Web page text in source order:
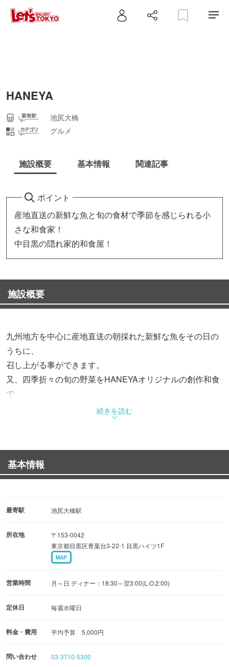
HANEYA
池尻大橋
グルメ
施設概要 基本情報 関連記事
ポイント
産地直送の新鮮な魚と旬の食材で季節を感じられる小
さな和食家！
中目黒の隠れ家的和食屋！
施設概要
九州地方を中心に産地直送の朝採れた新鮮な魚をその日の
うちに、
召し上がる事ができます。
又、四季折々の旬の野菜をHANEYAオリジナルの創作和食
で
「おもてなし」させて頂きます。
地酒、地焼酎、地ウイスキー、等々…
に、
「和みの時間」を楽しんでいただけたら、幸いです。
続きを読む
基本情報
最寄駅 池尻大橋駅
所在地
〒153-0042
東京都目黒区青葉台3-22-1 目黒ハイツ1F
MAP
営業時間 月～日 ディナー：18:30～翌3:00(L.O.2:00)
定休日 毎週水曜日
料金・費用 平均予算 5,000円
問い合わせ 03-3710-5300